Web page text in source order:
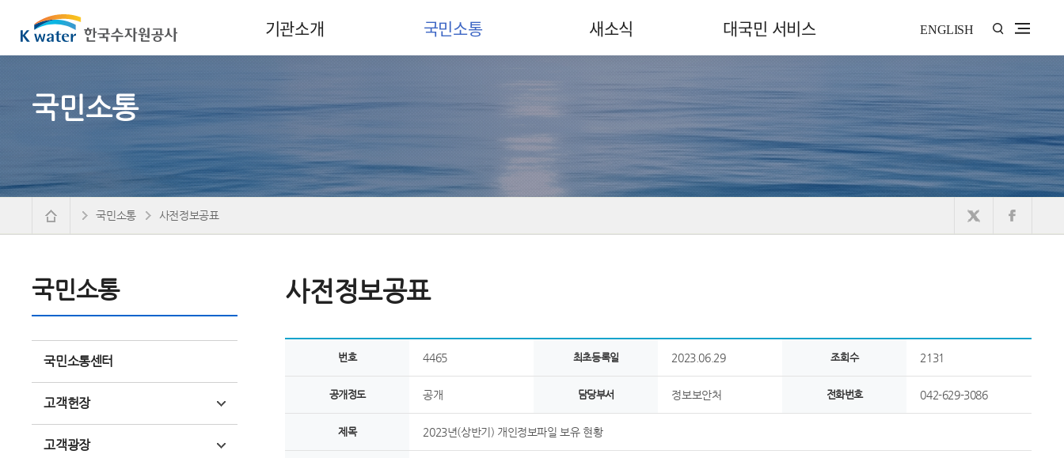
기관소개 국민소통 새소식 대국민 서비스 ENGLISH
국민소통
국민소통
국민소통센터
고객헌장
고객광장
국민소통 사전정보공표
사전정보공표
번호 4465 최초등록일 2023.06.29 조회수 2131
공개정도 공개 담당부서 정보보안처 전화번호 042-629-3086
제목 2023년(상반기) 개인정보파일 보유 현황